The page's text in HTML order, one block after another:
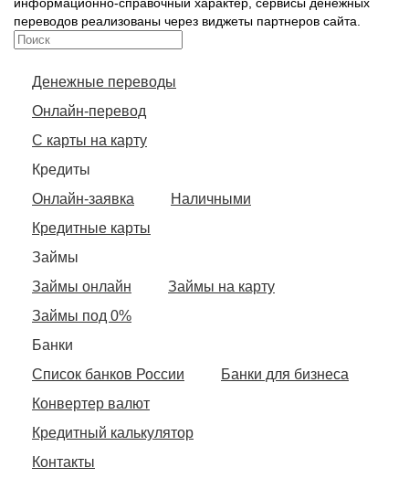
информационно-справочный характер, сервисы денежных
переводов реализованы через виджеты партнеров сайта.
Денежные переводы
Онлайн-перевод
С карты на карту
Кредиты
Онлайн-заявка
Наличными
Кредитные карты
Займы
Займы онлайн
Займы на карту
Займы под 0%
Банки
Список банков России
Банки для бизнеса
Конвертер валют
Кредитный калькулятор
Контакты